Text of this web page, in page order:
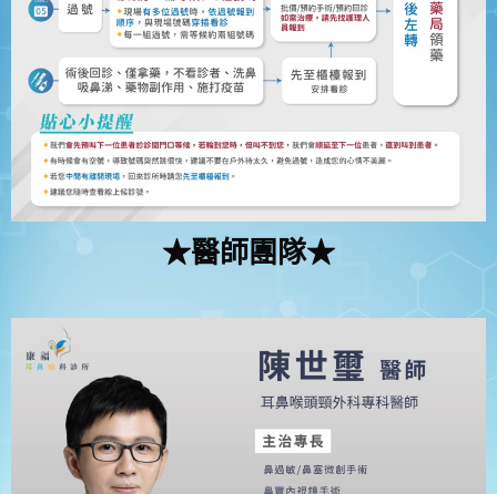
★醫師團隊★